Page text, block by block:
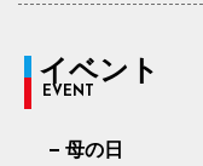
イベント
EVENT
母の日